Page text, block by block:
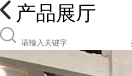
产品展厅